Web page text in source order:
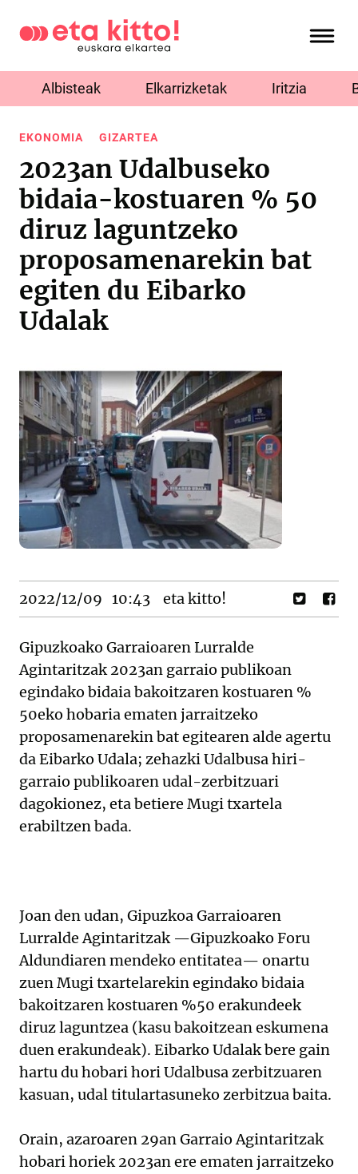
Albisteak Elkarrizketak Iritzia
EKONOMIA GIZARTEA
2023an Udalbuseko
bidaia-kostuaren % 50
diruz laguntzeko
proposamenarekin bat
egiten du Eibarko
Udalak
2022/12/09 10:43 eta kitto!
Gipuzkoako Garraioaren Lurralde
Agintaritzak 2023an garraio publikoan
egindako bidaia bakoitzaren kostuaren %
50eko hobaria ematen jarraitzeko
proposamenarekin bat egitearen alde agertu
da Eibarko Udala; zehazki Udalbusa hiri-
garraio publikoaren udal-zerbitzuari
dagokionez, eta betiere Mugi txartela
erabiltzen bada.
Joan den udan, Gipuzkoa Garraioaren
Lurralde Agintaritzak —Gipuzkoako Foru
Aldundiaren mendeko entitatea— onartu
zuen Mugi txartelarekin egindako bidaia
bakoitzaren kostuaren %50 erakundeek
diruz laguntzea (kasu bakoitzean eskumena
duen erakundeak). Eibarko Udalak bere gain
hartu du hobari hori Udalbusa zerbitzuaren
kasuan, udal titulartasuneko zerbitzua baita.
Orain, azaroaren 29an Garraio Agintaritzak
hobari horiek 2023an ere ematen jarraitzeko